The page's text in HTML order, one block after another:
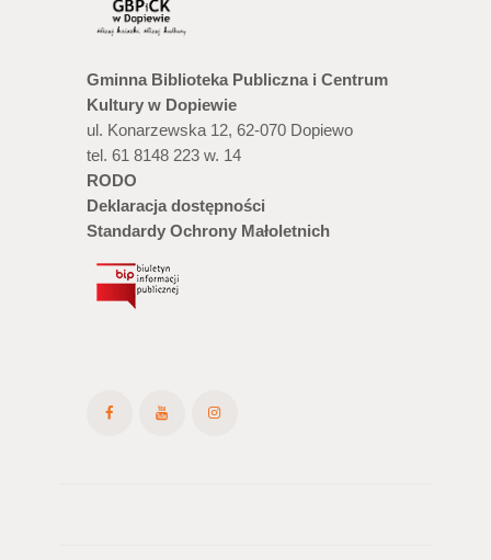
Gminna Biblioteka Publiczna i Centrum
Kultury w Dopiewie
ul. Konarzewska 12, 62-070 Dopiewo
tel. 61 8148 223 w. 14
RODO
Deklaracja dostępności
Standardy Ochrony Małoletnich